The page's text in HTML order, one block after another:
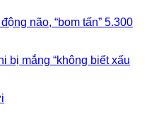
não, “bom tấn” 5.300
bị mắng “không biết xấu